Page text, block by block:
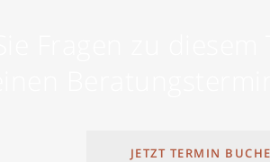
JETZT TERMIN